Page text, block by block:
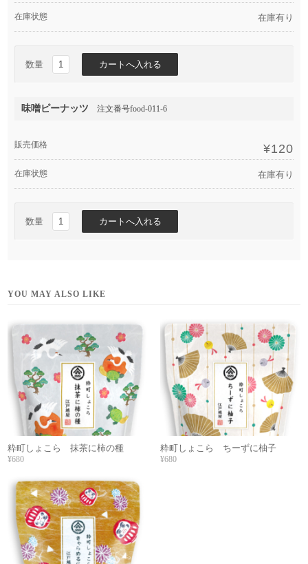
在庫状態 在庫有り
数量
味噌ピーナッツ 注文番号food-011-6
販売価格 ¥120
在庫状態 在庫有り
数量
YOU MAY ALSO LIKE
粋町しょこら 抹茶に柿の種
¥680
粋町しょこら ちーずに柚子
¥680